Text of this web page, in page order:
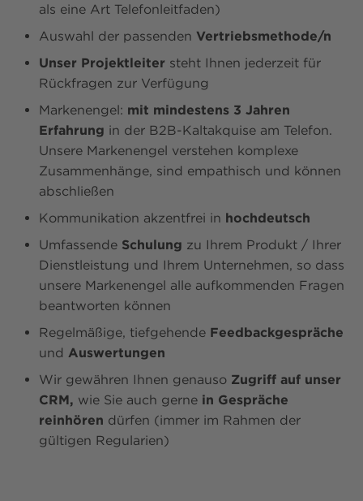
als eine Art Telefonleitfaden)
Auswahl der passenden Vertriebsmethode/n
Unser Projektleiter steht Ihnen jederzeit für
Rückfragen zur Verfügung
Markenengel: mit mindestens 3 Jahren
Erfahrung in der B2B-Kaltakquise am Telefon.
Unsere Markenengel verstehen komplexe
Zusammenhänge, sind empathisch und können
abschließen
Kommunikation akzentfrei in hochdeutsch
Umfassende Schulung zu Ihrem Produkt / Ihrer
Dienstleistung und Ihrem Unternehmen, so dass
unsere Markenengel alle aufkommenden Fragen
beantworten können
Regelmäßige, tiefgehende Feedbackgespräche
und Auswertungen
Wir gewähren Ihnen genauso Zugriff auf unser
CRM, wie Sie auch gerne in Gespräche
reinhören dürfen (immer im Rahmen der
gültigen Regularien)